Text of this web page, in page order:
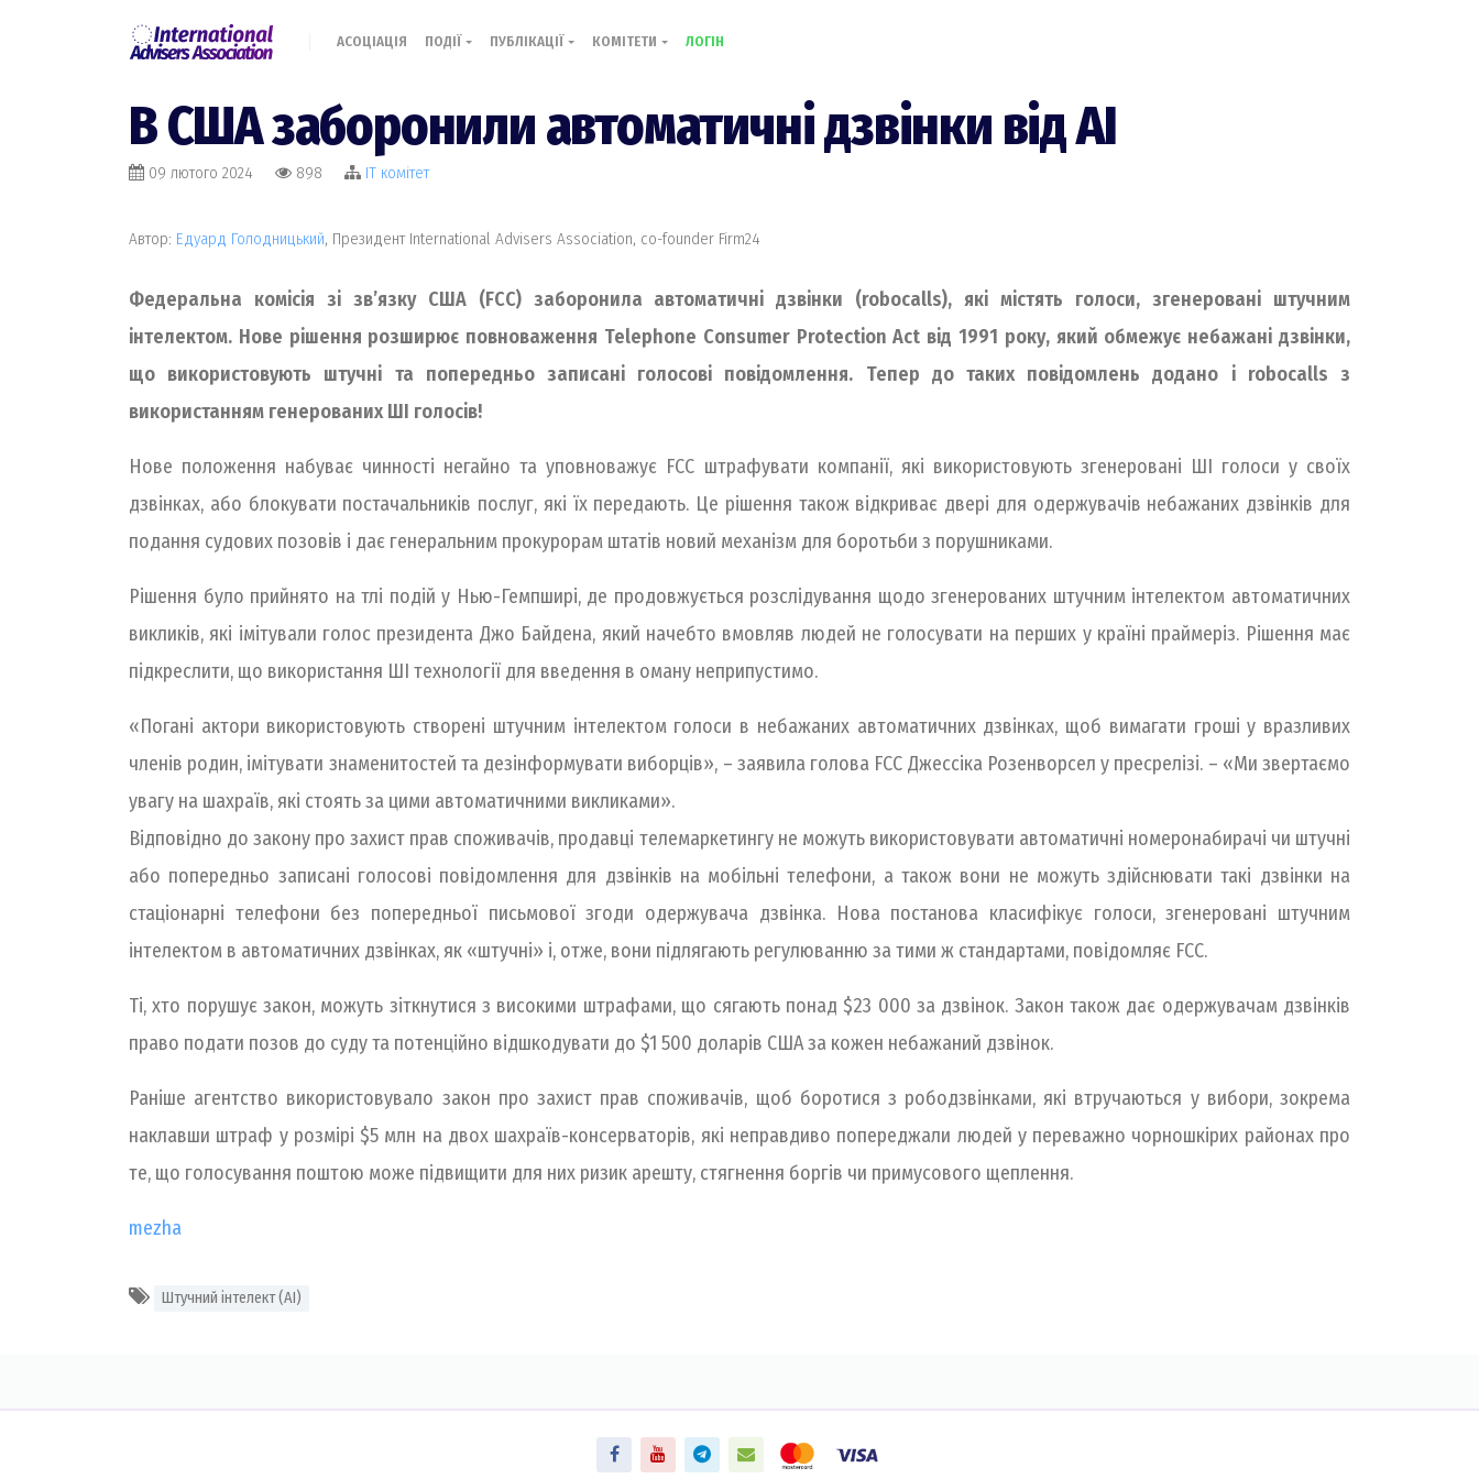
АСОЦІАЦІЯ ПОДІЇ ПУБЛІКАЦІЇ КОМІТЕТИ ЛОГІН
В США заборонили автоматичні дзвінки від АІ
09 лютого 2024 898 IT комiтет
Автор: Едуард Голодницький, Президент International Advisers Association, co-founder Firm24
Федеральна комісія зі зв’язку США (FCC) заборонила автоматичні дзвінки (robocalls), які містять голоси, згенеровані штучним
інтелектом. Нове рішення розширює повноваження Telephone Consumer Protection Act від 1991 року, який обмежує небажані дзвінки,
що використовують штучні та попередньо записані голосові повідомлення. Тепер до таких повідомлень додано і robocalls з
використанням генерованих ШІ голосів!
Нове положення набуває чинності негайно та уповноважує FCC штрафувати компанії, які використовують згенеровані ШІ голоси у своїх
дзвінках, або блокувати постачальників послуг, які їх передають. Це рішення також відкриває двері для одержувачів небажаних дзвінків для
подання судових позовів і дає генеральним прокурорам штатів новий механізм для боротьби з порушниками.
Рішення було прийнято на тлі подій у Нью-Гемпширі, де продовжується розслідування щодо згенерованих штучним інтелектом автоматичних
викликів, які імітували голос президента Джо Байдена, який начебто вмовляв людей не голосувати на перших у країні праймеріз. Рішення має
підкреслити, що використання ШІ технології для введення в оману неприпустимо.
«Погані актори використовують створені штучним інтелектом голоси в небажаних автоматичних дзвінках, щоб вимагати гроші у вразливих
членів родин, імітувати знаменитостей та дезінформувати виборців», – заявила голова FCC Джессіка Розенворсел у пресрелізі. – «Ми звертаємо
увагу на шахраїв, які стоять за цими автоматичними викликами».
Відповідно до закону про захист прав споживачів, продавці телемаркетингу не можуть використовувати автоматичні номеронабирачі чи штучні
або попередньо записані голосові повідомлення для дзвінків на мобільні телефони, а також вони не можуть здійснювати такі дзвінки на
стаціонарні телефони без попередньої письмової згоди одержувача дзвінка. Нова постанова класифікує голоси, згенеровані штучним
інтелектом в автоматичних дзвінках, як «штучні» і, отже, вони підлягають регулюванню за тими ж стандартами, повідомляє FCC.
Ті, хто порушує закон, можуть зіткнутися з високими штрафами, що сягають понад $23 000 за дзвінок. Закон також дає одержувачам дзвінків
право подати позов до суду та потенційно відшкодувати до $1 500 доларів США за кожен небажаний дзвінок.
Раніше агентство використовувало закон про захист прав споживачів, щоб боротися з рободзвінками, які втручаються у вибори, зокрема
наклавши штраф у розмірі $5 млн на двох шахраїв-консерваторів, які неправдиво попереджали людей у переважно чорношкірих районах про
те, що голосування поштою може підвищити для них ризик арешту, стягнення боргів чи примусового щеплення.
mezha
Штучний інтелект (AI)